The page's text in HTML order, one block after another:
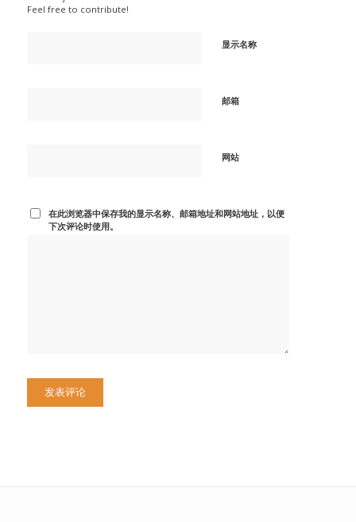
Feel free to contribute!
显示名称
邮箱
网站
在此浏览器中保存我的显示名称、邮箱地址和网站地址，以便
下次评论时使用。